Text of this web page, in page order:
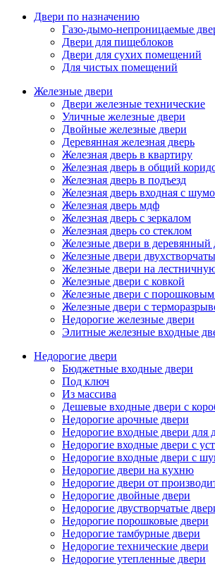
Двери по назначению
Газо-дымо-непроницаемые
Двери для пищеблоков
Двери для сухих помещений
Для чистых помещений
Железные двери
Двери железные технические
Уличные железные двери
Двойные железные двери
Деревянная железная дверь
Железная дверь в квартиру
Железная дверь в общий
Железная дверь в подъезд
Железная дверь входная с
Железная дверь мдф
Железная дверь с зеркалом
Железная дверь со стеклом
Железные двери в деревянный
Железные двери
Железные двери на
Железные двери с ковкой
Железные двери с
Железные двери с
Недорогие железные двери
Элитные железные входные
Недорогие двери
Бюджетные входные двери
Под ключ
Из массива
Дешевые входные двери с
Недорогие арочные двери
Недорогие входные двери для
Недорогие входные двери с
Недорогие входные двери с
Недорогие двери на кухню
Недорогие двери от
Недорогие двойные двери
Недорогие двустворчатые
Недорогие порошковые двери
Недорогие тамбурные двери
Недорогие технические двери
Недорогие утепленные двери